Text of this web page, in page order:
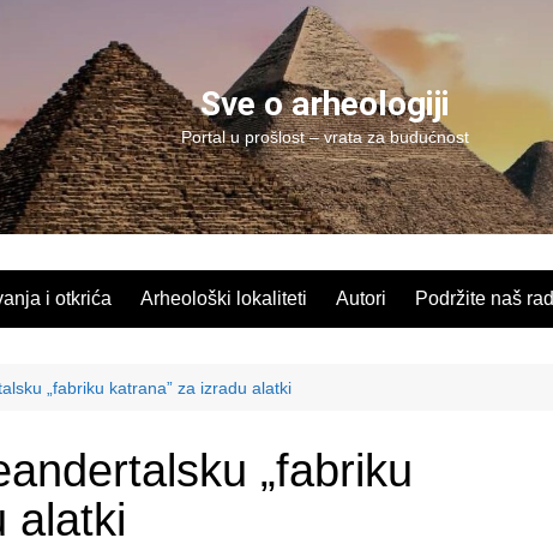
Sve o arheologiji
Portal u prošlost – vrata za budućnost
i otkrića Arheološki lokaliteti Autori Podržite naš rad
„fabriku katrana” za izradu alatki
„fabriku
alatki